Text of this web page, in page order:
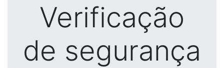
Verificação
de segurança